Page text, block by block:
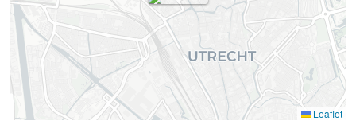
Leaflet